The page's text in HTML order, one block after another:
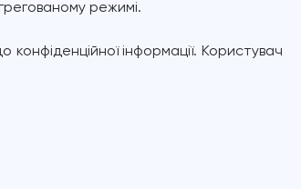
режимі.
інформації. Користувач